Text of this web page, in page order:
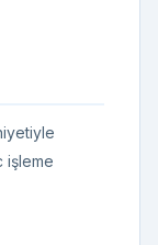
işleme